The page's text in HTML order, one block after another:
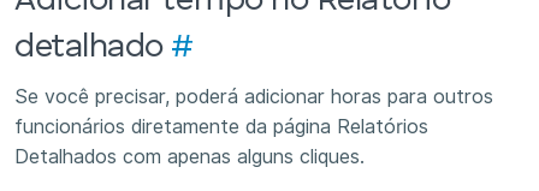
detalhado #
Se você precisar, poderá adicionar horas para outros
funcionários diretamente da página Relatórios
Detalhados com apenas alguns cliques.